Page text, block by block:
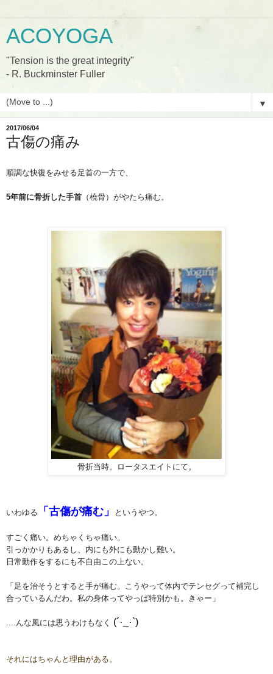
ACOYOGA
"Tension is the great integrity"
- R. Buckminster Fuller
▼
2017/06/04
古傷の痛み
順調な快復をみせる足首の一方で、
5年前に骨折した手首 （橈骨）がやたら痛む。
骨折当時。ロータスエイトにて。
いわゆる 「古傷が痛む」 というやつ。
すごく痛い。めちゃくちゃ痛い。
引っかかりもあるし、内にも外にも動かし難い。
日常動作をするにも不自由この上ない。
「足を治そうとすると手が痛む。こうやって体内でテンセグって補完し
合っているんだわ。私の身体ってやっぱ特別かも。
きゃー」
....んな風には思うわけもなく (´ ･ ･ `)
それにはちゃんと理由がある。